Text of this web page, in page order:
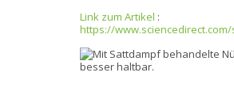
Link zum Artikel :
https://